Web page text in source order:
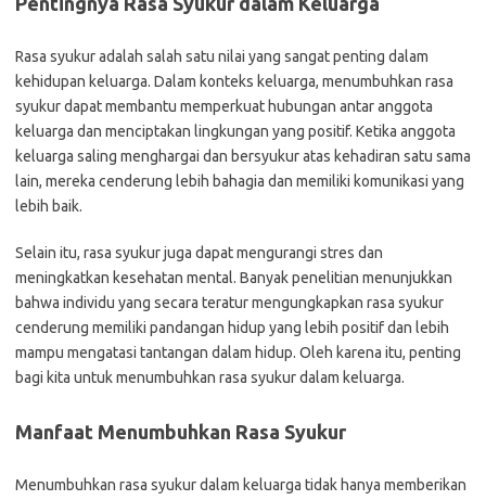
Rasa syukur adalah salah satu nilai yang sangat penting dalam
kehidupan keluarga. Dalam konteks keluarga, menumbuhkan rasa
syukur dapat membantu memperkuat hubungan antar anggota
keluarga dan menciptakan lingkungan yang positif. Ketika anggota
keluarga saling menghargai dan bersyukur atas kehadiran satu sama
lain, mereka cenderung lebih bahagia dan memiliki komunikasi yang
lebih baik.
Selain itu, rasa syukur juga dapat mengurangi stres dan
meningkatkan kesehatan mental. Banyak penelitian menunjukkan
bahwa individu yang secara teratur mengungkapkan rasa syukur
cenderung memiliki pandangan hidup yang lebih positif dan lebih
mampu mengatasi tantangan dalam hidup. Oleh karena itu, penting
bagi kita untuk menumbuhkan rasa syukur dalam keluarga.
Manfaat Menumbuhkan Rasa Syukur
Menumbuhkan rasa syukur dalam keluarga tidak hanya memberikan